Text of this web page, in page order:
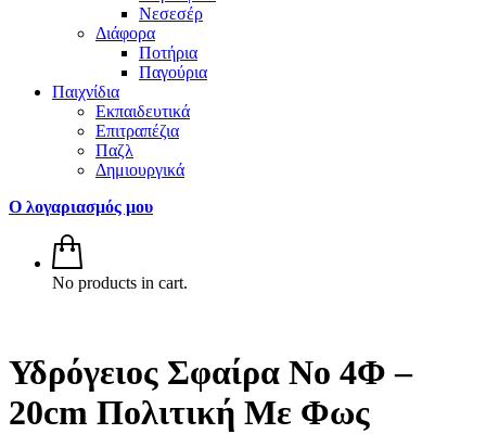
Νεσεσέρ
Διάφορα
Ποτήρια
Παγούρια
Παιχνίδια
Εκπαιδευτικά
Επιτραπέζια
Παζλ
Δημιουργικά
Ο λογαριασμός μου
No products in cart.
Υδρόγειος Σφαίρα Νο 4Φ –
20cm Πολιτική Με Φως